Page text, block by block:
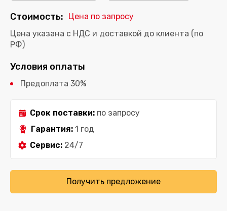
Стоимость:
Цена по запросу
Цена указана с НДС и доставкой до клиента (по
РФ)
Условия оплаты
Предоплата 30%
Срок поставки: по запросу
Гарантия: 1 год
Сервис: 24/7
Получить предложение